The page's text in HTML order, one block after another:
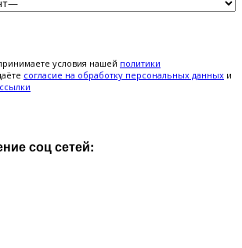
условия нашей политики
cогласие на обработку персональных данных и
соц сетей: